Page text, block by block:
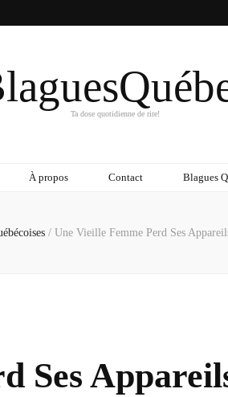
Ta dose quotidienne de rire!
À propos Contact Blagues
/ Une Vieille Femme Perd Ses
Ses